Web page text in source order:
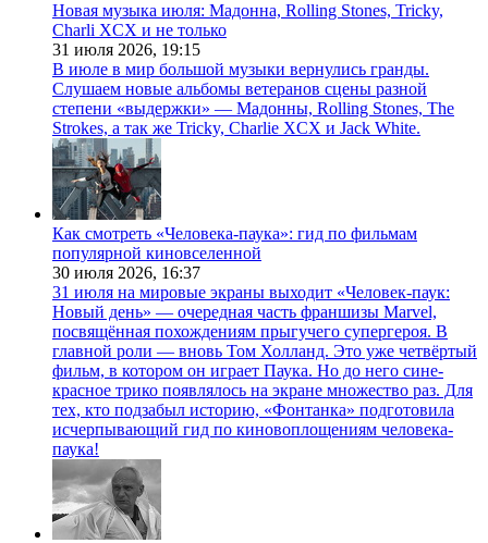
Новая музыка июля: Мадонна, Rolling Stones, Tricky,
Charli XCX и не только
31 июля 2026, 19:15
В июле в мир большой музыки вернулись гранды.
Слушаем новые альбомы ветеранов сцены разной
степени «выдержки» — Мадонны, Rolling Stones, The
Strokes, а так же Tricky, Charlie XCX и Jack White.
Как смотреть «Человека-паука»: гид по фильмам
популярной киновселенной
30 июля 2026, 16:37
31 июля на мировые экраны выходит «Человек-паук:
Новый день» — очередная часть франшизы Marvel,
посвящённая похождениям прыгучего супергероя. В
главной роли — вновь Том Холланд. Это уже четвёртый
фильм, в котором он играет Паука. Но до него сине-
красное трико появлялось на экране множество раз. Для
тех, кто подзабыл историю, «Фонтанка» подготовила
исчерпывающий гид по киновоплощениям человека-
паука!